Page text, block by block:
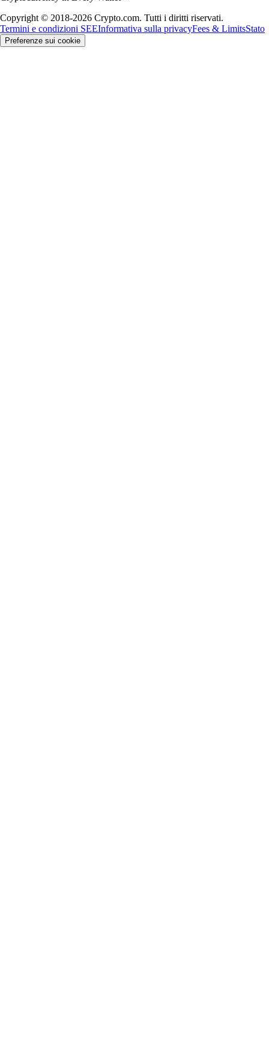
Copyright © 2018-2026 Crypto.com. Tutti i diritti riservati.
Termini e condizioni SEEInformativa sulla privacyFees & LimitsStato
Preferenze sui cookie